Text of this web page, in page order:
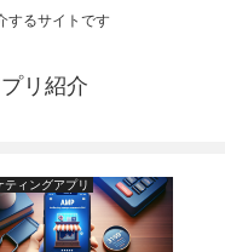
するサイトです
リ紹介
ティングアプリ